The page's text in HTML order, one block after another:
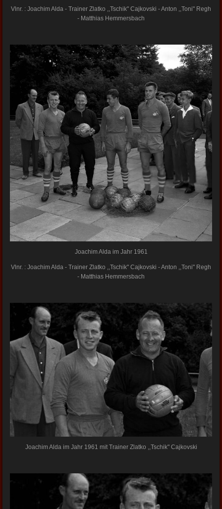
Vlnr. : Joachim Alda - Trainer Zlatko ,,Tschik" Cajkovski - Anton ,,Toni" Regh
- Matthias Hemmersbach
Joachim Alda im Jahr 1961
Vlnr. : Joachim Alda - Trainer Zlatko ,,Tschik" Cajkovski - Anton ,,Toni" Regh
- Matthias Hemmersbach
Joachim Alda im Jahr 1961 mit Trainer Zlatko ,,Tschik" Cajkovski